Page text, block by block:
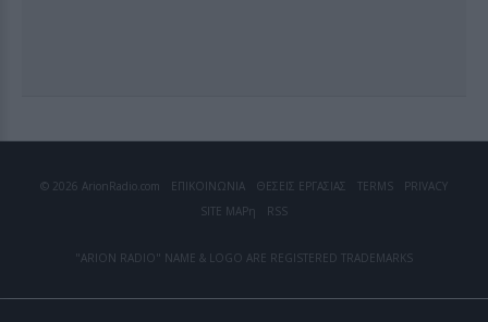
© 2026 ArionRadio.com ΕΠΙΚΟΙΝΩΝΙΑ ΘΕΣΕΙΣ ΕΡΓΑΣΙΑΣ TERMS
PRIVACY
SITE MAPη RSS
"ARION RADIO" NAME & LOGO ARE REGISTERED TRADEMARKS